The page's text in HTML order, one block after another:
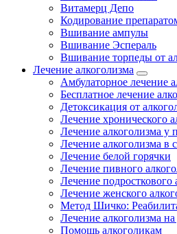
Витамерц Депо
Кодирование
Вшивание ампулы
Вшивание Эспераль
Вшивание торпеды от
Лечение алкоголизма
Амбулаторное лечение
Бесплатное лечение
Детоксикация от
Лечение хронического
Лечение алкоголизма
Лечение алкоголизма в
Лечение белой горячки
Лечение пивного
Лечение подросткового
Лечение женского
Метод Шичко:
Лечение алкоголизма
Помощь алкоголикам